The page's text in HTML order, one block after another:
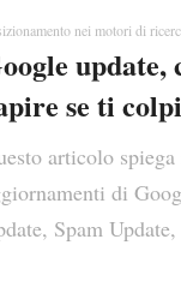
nei motori di
update,
se ti
articolo
di
Spam